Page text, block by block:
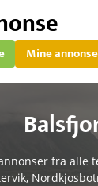
Mine
fra alle